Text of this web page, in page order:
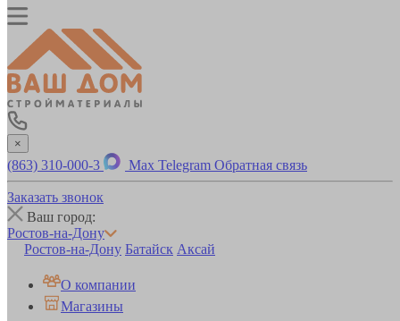
×
(863) 310-000-3 Max Telegram Обратная связь
Заказать звонок
Ваш город:
Ростов-на-Дону
Ростов-на-Дону Батайск Аксай
О компании
Магазины